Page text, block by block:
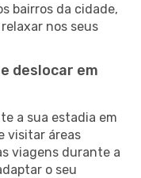
bairros da cidade,
nos seus
deslocar em
a sua estadia em
visitar áreas
viagens durante a
o seu